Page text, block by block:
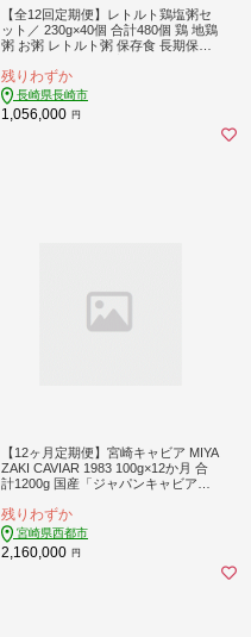
【全12回定期便】レトルト鶏塩粥セ
ット／ 230g×40個 合計480個 鶏 地鶏
粥 お粥 レトルト粥 保存食 長期保存
残りわずか
長崎県長崎市
1,056,000 円
【12ヶ月定期便】宮崎キャビア MIYA
ZAKI CAVIAR 1983 100g×12か月 合
計1200g 国産「ジャパンキャビア」
残りわずか
宮崎県西都市
2,160,000 円